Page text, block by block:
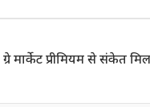
मार्केट प्रीमियम से संकेत